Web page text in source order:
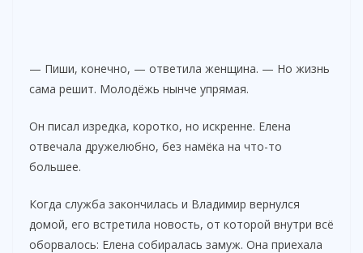
— Пиши, конечно, — ответила женщина. — Но жизнь
сама решит. Молодёжь нынче упрямая.
Он писал изредка, коротко, но искренне. Елена
отвечала дружелюбно, без намёка на что-то
большее.
Когда служба закончилась и Владимир вернулся
домой, его встретила новость, от которой внутри всё
оборвалось: Елена собиралась замуж. Она приехала